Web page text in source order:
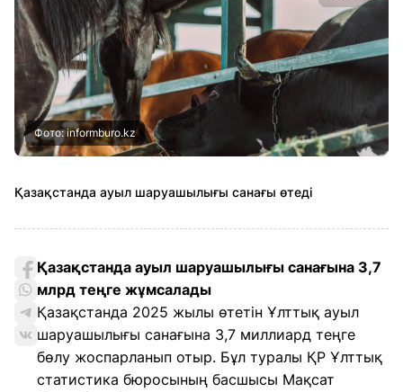
Фото: informburo.kz
Қазақстанда ауыл шаруашылығы санағы өтеді
Қазақстанда ауыл шаруашылығы санағына 3,7
млрд теңге жұмсалады
Қазақстанда 2025 жылы өтетін Ұлттық ауыл
шаруашылығы санағына 3,7 миллиард теңге
бөлу жоспарланып отыр. Бұл туралы ҚР Ұлттық
статистика бюросының басшысы Мақсат